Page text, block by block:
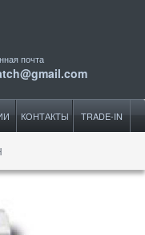
почта
КОНТАКТЫ TRADE-IN